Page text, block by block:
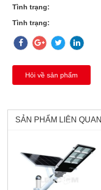
Tình trạng:
Tình trạng:
Hỏi về sản phẩm
SẢN PHẨM LIÊN QUAN